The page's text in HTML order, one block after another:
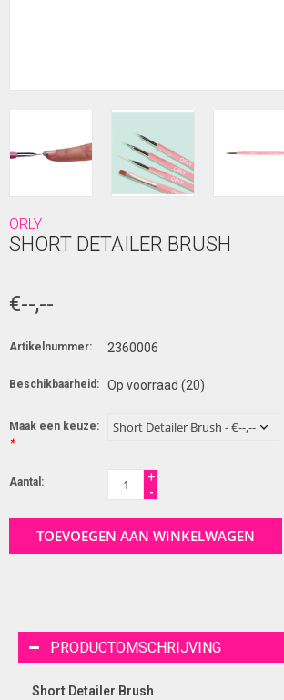
ORLY
SHORT DETAILER BRUSH
€--,--
Artikelnummer: 2360006
Beschikbaarheid: Op voorraad (20)
Maak een keuze:
*
Aantal:
+
-
TOEVOEGEN AAN WINKELWAGEN
PRODUCTOMSCHRIJVING
Short Detailer Brush